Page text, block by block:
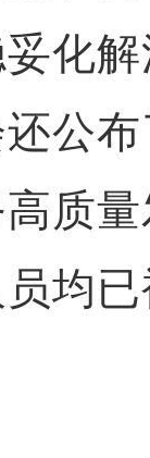
化
布
质
均